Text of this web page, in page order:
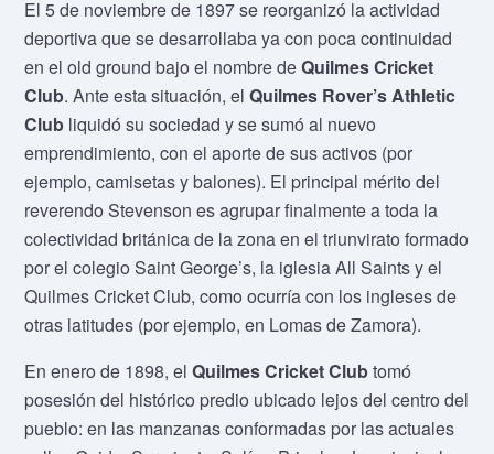
El 5 de noviembre de 1897 se reorganizó la actividad
deportiva que se desarrollaba ya con poca continuidad
en el old ground bajo el nombre deQuilmes Cricket
Club. Ante esta situación, elQuilmes Rover’s Athletic
Club liquidó su sociedad y se sumó al nuevo
emprendimiento, con el aporte de sus activos (por
ejemplo, camisetas y balones). El principal mérito del
reverendo Stevenson es agrupar finalmente a toda la
colectividad británica de la zona en el triunvirato formado
por el colegio Saint George’s, la iglesia All Saints y el
Quilmes Cricket Club, como ocurría con los ingleses de
otras latitudes (por ejemplo, en Lomas de Zamora).
En enero de 1898, elQuilmes Cricket Clubtomó
posesión del histórico predio ubicado lejos del centro del
pueblo: en las manzanas conformadas por las actuales